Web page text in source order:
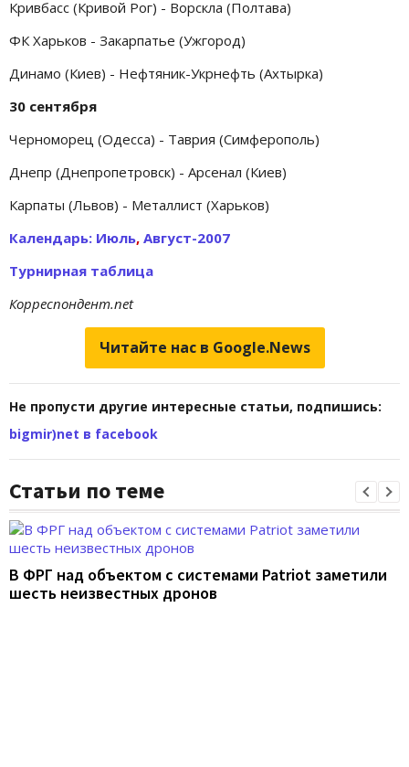
Кривбасс (Кривой Рог) - Ворскла (Полтава)
ФК Харьков - Закарпатье (Ужгород)
Динамо (Киев) - Нефтяник-Укрнефть (Ахтырка)
30 сентября
Черноморец (Одесса) - Таврия (Симферополь)
Днепр (Днепропетровск) - Арсенал (Киев)
Карпаты (Львов) - Металлист (Харьков)
Календарь: Июль, Август-2007
Турнирная таблица
Корреспондент.net
Читайте нас в Google.News
Не пропусти другие интересные статьи, подпишись:
bigmir)net в facebook
Статьи по теме
В ФРГ над объектом с системами Patriot заметили
шесть неизвестных дронов